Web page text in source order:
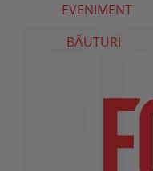
EVENIMENT
BĂUTURI